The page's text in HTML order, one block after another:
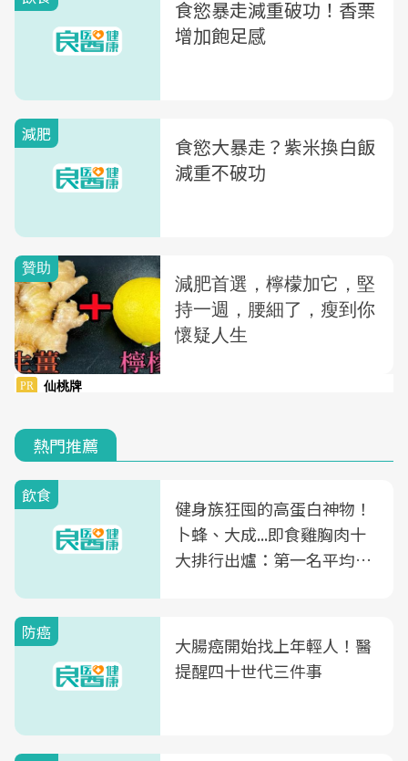
食慾暴走減重破功！香栗
增加飽足感
減肥
食慾大暴走？紫米換白飯
減重不破功
熱門推薦
飲食
健身族狂囤的高蛋白神物！
卜蜂、大成...即食雞胸肉十
大排行出爐：第一名平均一
防癌
大腸癌開始找上年輕人！醫
提醒四十世代三件事